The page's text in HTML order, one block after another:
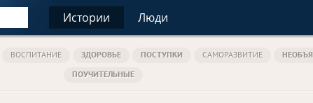
Истории Люди
ВОСПИТАНИЕ ЗДОРОВЬЕ ПОСТУПКИ САМОРАЗВИТИЕ
ПОУЧИТЕЛЬНЫЕ